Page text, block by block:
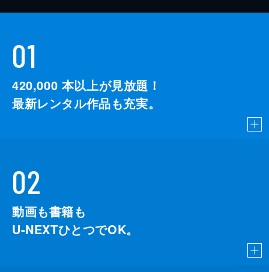
01
420,000 本以上が見放題！
最新レンタル作品も充実。
02
動画も書籍も
U-NEXTひとつでOK。